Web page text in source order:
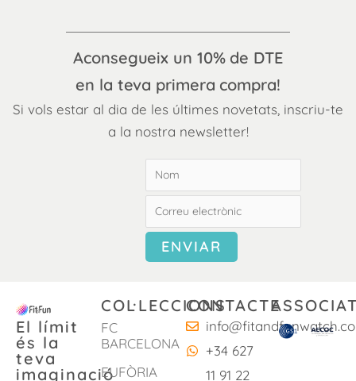
Aconsegueix un 10% de DTE
en la teva primera compra!
Si vols estar al dia de les últimes novetats, inscriu-te
a la nostra newsletter!
El límit
és la
teva
imaginació
COL·LECCIONS
FC
BARCELONA
EUFÒRIA
CONTACTE
+34 627
11 91 22